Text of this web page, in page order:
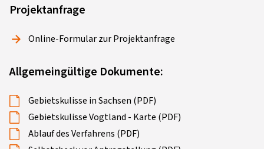
Klassifizierung Ferienwohnungen (youtube)
Online-Formular zur Projektanfrage
Allgemeingültige Dokumente:
Gebietskulisse in Sachsen (PDF)